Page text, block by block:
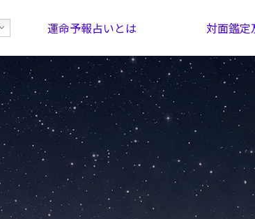
運命予報占いとは 対面鑑定
最恐の相性占い